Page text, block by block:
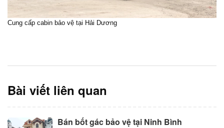
Cung cấp cabin bảo vệ tại Hải Dương
Bài viết liên quan
Bán bốt gác bảo vệ tại Ninh Bình